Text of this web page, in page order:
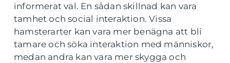
informerat val. En sådan skillnad kan vara
tamhet och social interaktion. Vissa
hamsterarter kan vara mer benägna att bli
tamare och söka interaktion med människor,
medan andra kan vara mer skygga och